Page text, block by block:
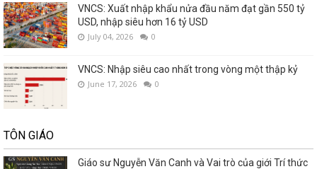
VNCS: Xuất nhập khẩu nửa đầu năm đạt gần 550 tỷ
USD, nhập siêu hơn 16 tỷ USD
July 04, 2026 0
VNCS: Nhập siêu cao nhất trong vòng một thập kỷ
June 17, 2026 0
TÔN GIÁO
Giáo sư Nguyễn Văn Canh và Vai trò của giới Trí thức